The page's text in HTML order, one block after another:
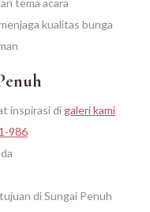
kualitas bunga
inspirasi di galeri kami
986
di Sungai Penuh